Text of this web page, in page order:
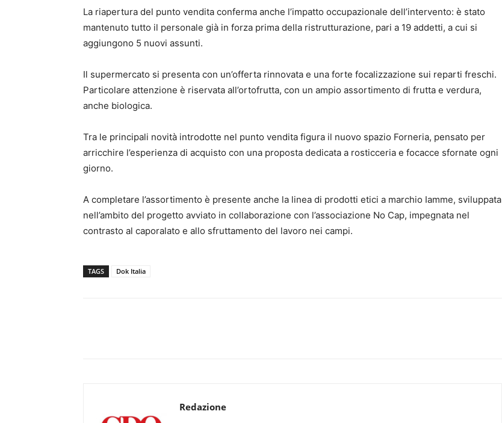
La riapertura del punto vendita conferma anche l’impatto occupazionale dell’intervento: è stato
mantenuto tutto il personale già in forza prima della ristrutturazione, pari a 19 addetti, a cui si
aggiungono 5 nuovi assunti.
Il supermercato si presenta con un’offerta rinnovata e una forte focalizzazione sui reparti freschi.
Particolare attenzione è riservata all’ortofrutta, con un ampio assortimento di frutta e verdura,
anche biologica.
Tra le principali novità introdotte nel punto vendita figura il nuovo spazio Forneria, pensato per
arricchire l’esperienza di acquisto con una proposta dedicata a rosticceria e focacce sfornate ogni
giorno.
A completare l’assortimento è presente anche la linea di prodotti etici a marchio Iamme, sviluppata
nell’ambito del progetto avviato in collaborazione con l’associazione No Cap, impegnata nel
contrasto al caporalato e allo sfruttamento del lavoro nei campi.
TAGS Dok Italia
Redazione